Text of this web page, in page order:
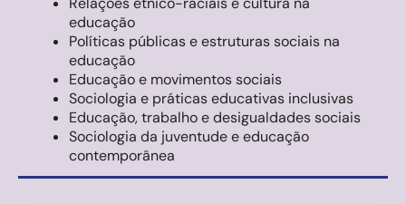
educação
Políticas públicas e estruturas sociais na
educação
Educação e movimentos sociais
Sociologia e práticas educativas inclusivas
Educação, trabalho e desigualdades sociais
Sociologia da juventude e educação
contemporânea